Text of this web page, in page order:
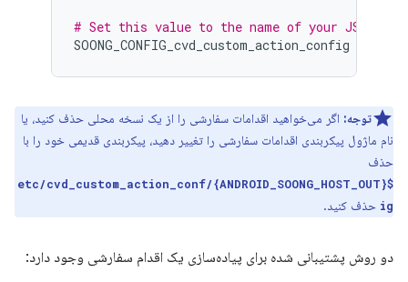
# Set this value to the name of your JSON
SOONG_CONFIG_cvd_custom_action_config
توجه: اگر می‌خواهید اقدامات سفارشی را از یک نسخه محلی حذف کنید، یا
نام ماژول پیکربندی اقدامات سفارشی را تغییر دهید، پیکربندی قدیمی خود را با
حذف
${ANDROID_SOONG_HOST_OUT}/etc/cvd_custom_action_conf
ig حذف کنید.
دو روش پشتیبانی شده برای پیاده‌سازی یک اقدام سفارشی وجود دارد: